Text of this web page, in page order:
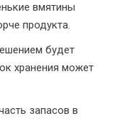
вмятины
продукта.
будет
хранения может
запасов в